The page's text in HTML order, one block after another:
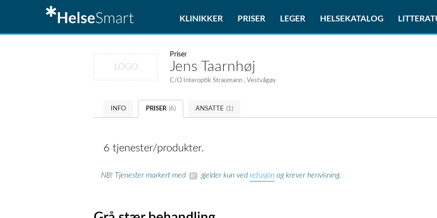
KLINIKKER PRISER LEGER HELSEKATALOG
LOGO
Priser
Jens Taarnhøj
C/O Interoptik Straumann , Vestvågøy
INFO PRISER (6) ANSATTE (1)
6 tjenester/produkter.
NB! Tjenester markert med gjelder kun ved refusjon og krever henvisning.